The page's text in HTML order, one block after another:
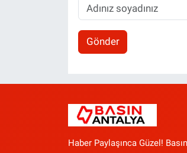
Gönder
Haber Paylaşınca Güzel!